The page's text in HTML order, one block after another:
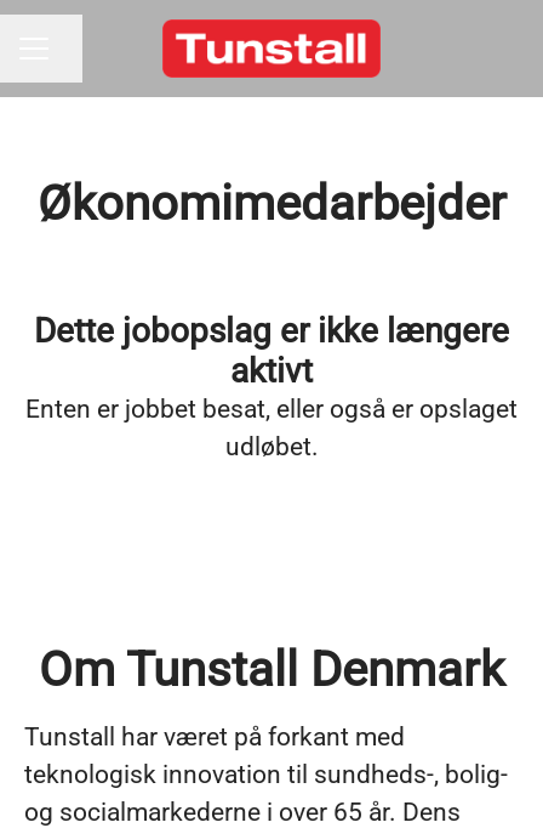
Økonomimedarbejder
Dette jobopslag er ikke længere
aktivt
Enten er jobbet besat, eller også er opslaget
udløbet.
Om Tunstall Denmark
Tunstall har været på forkant med
teknologisk innovation til sundheds-, bolig-
og socialmarkederne i over 65 år. Dens